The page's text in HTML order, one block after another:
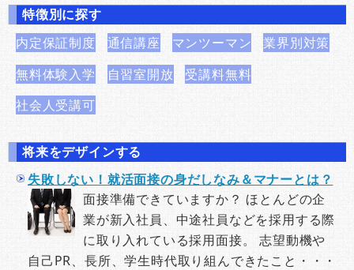
特徴別に探す
内定保証制度
通信講座 マンツーマン
業界別対策
無料体験入学
自習室開放
受講料無料
社会人受講可
将来をデザインする
失敗しない！就活面接の身だしなみ＆マナーとは？
面接準備できていますか？ ほとんどの企
業が新入社員、中途社員などを採用する際
に取り入れている採用面接。 志望動機や
自己PR、長所、学生時代取り組んできたこと・・・